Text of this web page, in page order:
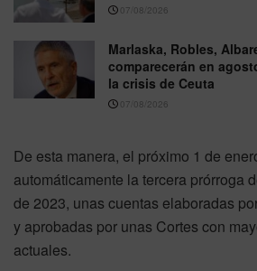
07/08/2026
Marlaska, Robles,
comparecerán en
la crisis de Ceuta
07/08/2026
De esta manera, el próximo 1 de
automáticamente la tercera prórroga
de 2023, unas cuentas elaboradas
y aprobadas por unas Cortes con
actuales.